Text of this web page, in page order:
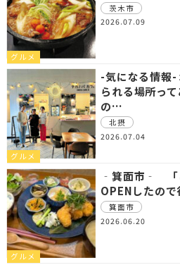
グルメ
茨木市
2026.07.09
グルメ
-気になる情報-
られる場所っ
の…
北摂
2026.07.04
グルメ
‐箕面市‐ 「
OPENしたので
箕面市
2026.06.20